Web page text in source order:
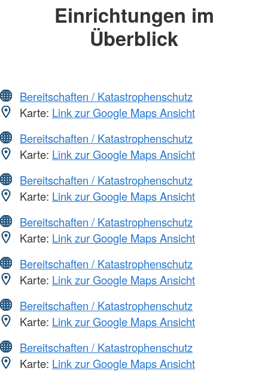
Einrichtungen im
Überblick
Bereitschaften / Katastrophenschutz
Karte: Link zur Google Maps Ansicht
Bereitschaften / Katastrophenschutz
Karte: Link zur Google Maps Ansicht
Bereitschaften / Katastrophenschutz
Karte: Link zur Google Maps Ansicht
Bereitschaften / Katastrophenschutz
Karte: Link zur Google Maps Ansicht
Bereitschaften / Katastrophenschutz
Karte: Link zur Google Maps Ansicht
Bereitschaften / Katastrophenschutz
Karte: Link zur Google Maps Ansicht
Bereitschaften / Katastrophenschutz
Karte: Link zur Google Maps Ansicht